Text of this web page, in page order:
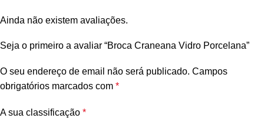
Ainda não existem avaliações.
Seja o primeiro a avaliar “Broca Craneana Vidro Porcelana”
O seu endereço de email não será publicado. Campos
obrigatórios marcados com *
A sua classificação *